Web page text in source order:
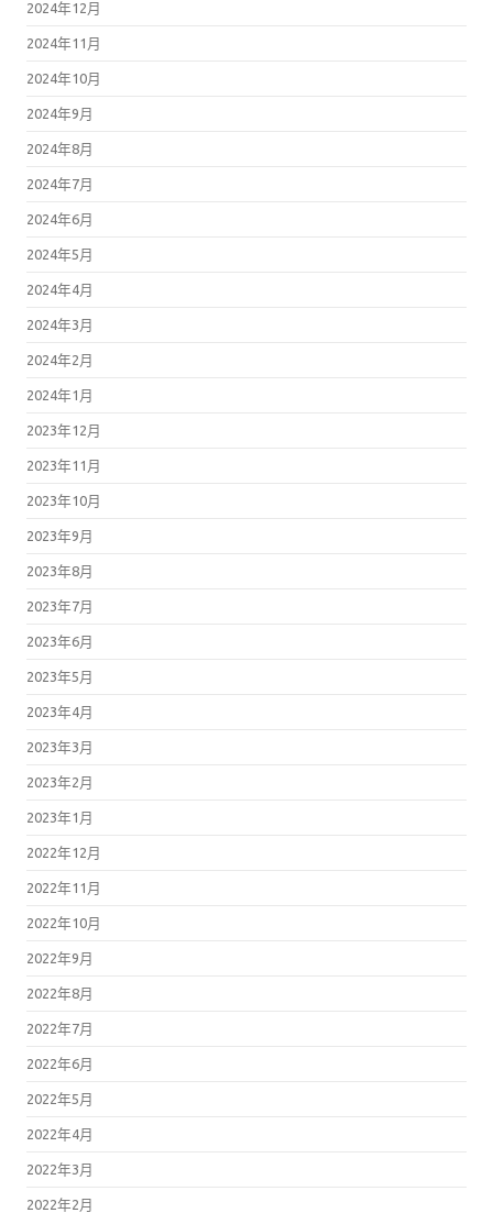
2024年12月
2024年11月
2024年10月
2024年9月
2024年8月
2024年7月
2024年6月
2024年5月
2024年4月
2024年3月
2024年2月
2024年1月
2023年12月
2023年11月
2023年10月
2023年9月
2023年8月
2023年7月
2023年6月
2023年5月
2023年4月
2023年3月
2023年2月
2023年1月
2022年12月
2022年11月
2022年10月
2022年9月
2022年8月
2022年7月
2022年6月
2022年5月
2022年4月
2022年3月
2022年2月